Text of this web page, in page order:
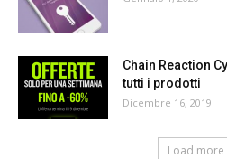
Chain Reaction
tutti i prodotti
Dicembre 16, 2019
Load more